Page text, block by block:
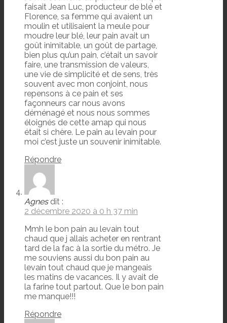
faisait Jean Luc, producteur de blé et
Florence, sa femme qui avaient un
moulin et utilisaient la meule pour
moudre leur blé, leur pain avait un
goût inimitable, un goût de partage,
bien plus qu’un pain, c’était un savoir
faire, une transmission de valeurs,
une vie de simplicité et de sens, très
souvent avec mon conjoint, nous
repensons à ce pain et ses
façonneurs car nous avons
déménagé et nous nous sommes
éloignés de cette amap qui nous
était si chère. Le pain au levain pour
moi c’est juste un souvenir inimitable.
Répondre
Agnes dit :
2 décembre 2020 à 0 h 37 min
Mmh le bon pain au levain tout
chaud que j allais acheter en rentrant
tard de la fac à la sortie du métro. Je
me souviens aussi du bon pain au
levain tout chaud que je mangeais
les matins de vacances. Il y avait de
la farine tout partout. Que le bon pain
me manque!!!
Répondre